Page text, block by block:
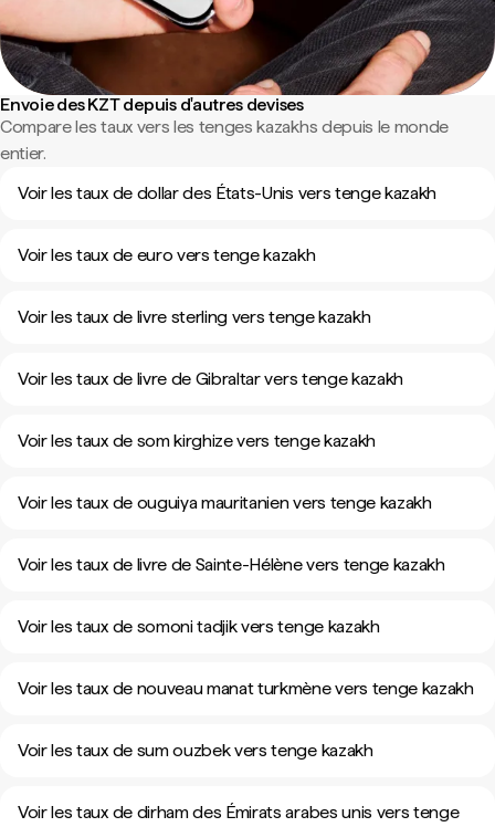
Envoie des KZT depuis d'autres devises
Compare les taux vers les tenges kazakhs depuis le monde
entier.
Voir les taux de dollar des États-Unis vers tenge kazakh
Voir les taux de euro vers tenge kazakh
Voir les taux de livre sterling vers tenge kazakh
Voir les taux de livre de Gibraltar vers tenge kazakh
Voir les taux de som kirghize vers tenge kazakh
Voir les taux de ouguiya mauritanien vers tenge kazakh
Voir les taux de livre de Sainte-Hélène vers tenge kazakh
Voir les taux de somoni tadjik vers tenge kazakh
Voir les taux de nouveau manat turkmène vers tenge kazakh
Voir les taux de sum ouzbek vers tenge kazakh
Voir les taux de dirham des Émirats arabes unis vers tenge